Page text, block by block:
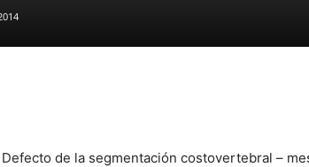
Defecto de la segmentación costovertebral –